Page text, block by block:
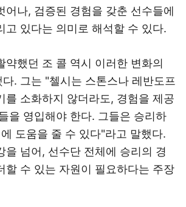
어나, 검증된 경험을 갖춘 선수들에
고 있다는 의미로 해석할 수 있다.
약했던 조 콜 역시 이러한 변화의
. 그는 "첼시는 스톤스나 레반도프
를 소화하지 않더라도, 경험을 제공
을 영입해야 한다. 그들은 승리하
도움을 줄 수 있다"라고 말했다.
을 넘어, 선수단 전체에 승리의 경
할 수 있는 자원이 필요하다는 주장